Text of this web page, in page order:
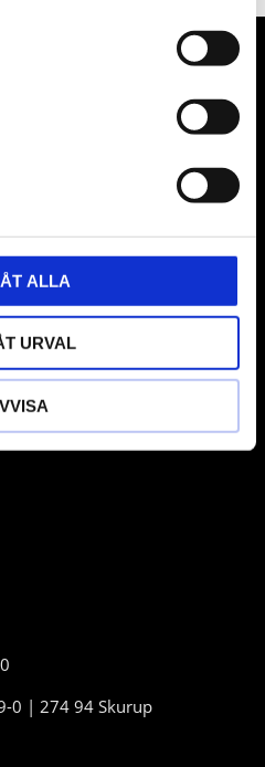
ALLA
URVAL
Tools verktyg, ATH billyftar
gör vårt yttersta för att hjälpa
0 | 274 94 Skurup